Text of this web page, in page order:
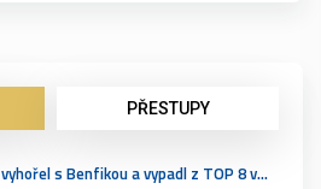
PŘESTUPY
s Benfikou a vypadl z TOP 8 v…